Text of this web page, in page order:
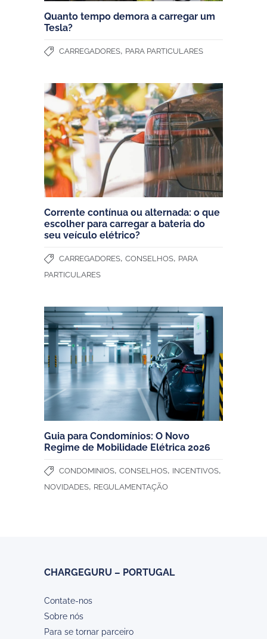
Quanto tempo demora a carregar um
Tesla?
CARREGADORES, PARA PARTICULARES
Corrente contínua ou alternada: o que
escolher para carregar a bateria do
seu veículo elétrico?
CARREGADORES, CONSELHOS, PARA
PARTICULARES
Guia para Condomínios: O Novo
Regime de Mobilidade Elétrica 2026
CONDOMINIOS, CONSELHOS, INCENTIVOS,
NOVIDADES, REGULAMENTAÇÃO
CHARGEGURU – PORTUGAL
Contate-nos
Sobre nós
Para se tornar parceiro